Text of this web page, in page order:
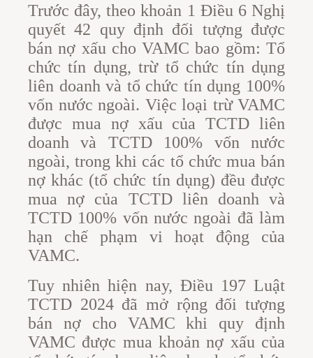
Trước đây, theo khoản 1 Điều 6 Nghị
quyết 42 quy định đối tượng được
bán nợ xấu cho VAMC bao gồm: Tổ
chức tín dụng, trừ tổ chức tín dụng
liên doanh và tổ chức tín dụng 100%
vốn nước ngoài. Việc loại trừ VAMC
được mua nợ xấu của TCTD liên
doanh và TCTD 100% vốn nước
ngoài, trong khi các tổ chức mua bán
nợ khác (tổ chức tín dụng) đều được
mua nợ của TCTD liên doanh và
TCTD 100% vốn nước ngoài đã làm
hạn chế phạm vi hoạt động của
VAMC.
Tuy nhiên hiện nay, Điều 197 Luật
TCTD 2024 đã mở rộng đối tượng
bán nợ cho VAMC khi quy định
VAMC được mua khoản nợ xấu của